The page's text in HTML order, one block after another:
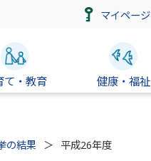
マイページ
て・教育 健康・福祉
の結果 平成26年度